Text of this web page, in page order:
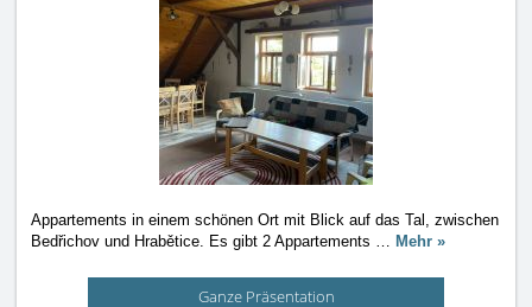
Appartements in einem schönen Ort mit Blick auf das Tal, zwischen
Bedřichov und Hrabětice. Es gibt 2 Appartements … Mehr »
Ganze Präsentation